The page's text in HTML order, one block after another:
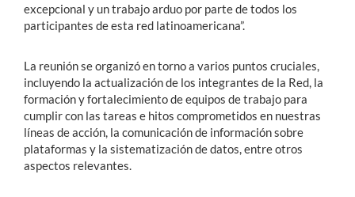
excepcional y un trabajo arduo por parte de todos los
participantes de esta red latinoamericana”.
La reunión se organizó en torno a varios puntos cruciales,
incluyendo la actualización de los integrantes de la Red, la
formación y fortalecimiento de equipos de trabajo para
cumplir con las tareas e hitos comprometidos en nuestras
líneas de acción, la comunicación de información sobre
plataformas y la sistematización de datos, entre otros
aspectos relevantes.